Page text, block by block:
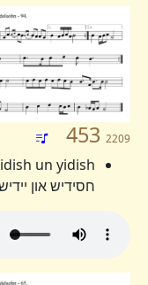
453 2209
חסידיש און יידיש